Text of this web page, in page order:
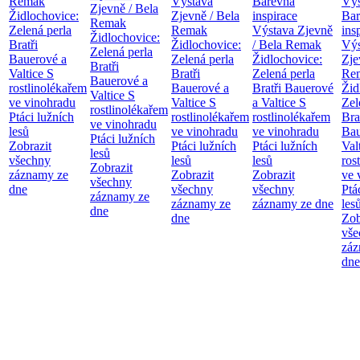
Židlochovice:
Zelená perla
Bratři
Bauerové a
Valtice S
rostlinolékařem
ve vinohradu
Ptáci lužních
lesů
Zobrazit
všechny
záznamy ze
dne
Zjevně / Bela
Remak
Židlochovice:
Zelená perla
Bratři
Bauerové a
Valtice S
rostlinolékařem
ve vinohradu
Ptáci lužních
lesů
Zobrazit
všechny
záznamy ze
dne
Zjevně / Bela
Remak
Židlochovice:
Zelená perla
Bratři
Bauerové a
Valtice S
rostlinolékařem
ve vinohradu
Ptáci lužních
lesů
Zobrazit
všechny
záznamy ze
dne
inspirace
Výstava Zjevně
/ Bela Remak
Židlochovice:
Zelená perla
Bratři Bauerové
a Valtice S
rostlinolékařem
ve vinohradu
Ptáci lužních
lesů
Zobrazit
všechny
záznamy ze dne
ve
dne